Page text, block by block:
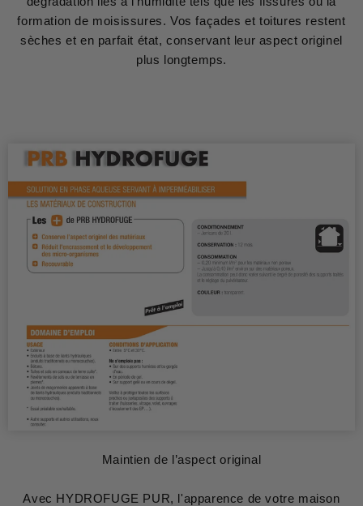
formation de moisissures. Vos façades et toitures restent
sèches et en parfait état, conservant leur aspect originel
plus longtemps.
Maintien de l’aspect original
Avec HYDROFUGE PUR, l'apparence de votre maison